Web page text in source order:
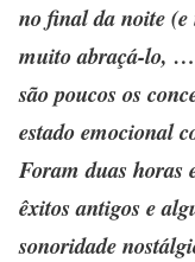
no final da noite (e
muitoabraçá-lo,
são poucos os
estado emocional
Foram duas horas
êxitos antigos e
sonoridade